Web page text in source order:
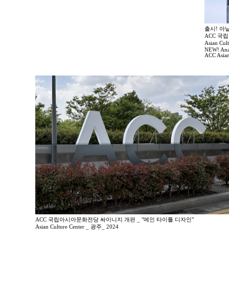
출시! 아
ACC 국
Asian
NEW!
ACC
ACC 국립아시아문화전당 싸이니지 개편 _ "메인 타이틀 디자인"
Asian Culture Center _ 광주_ 2024